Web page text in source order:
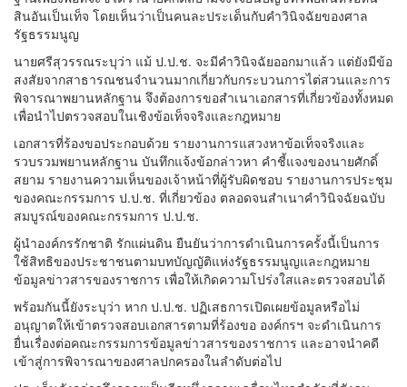
สินอันเป็นเท็จ โดยเห็นว่าเป็นคนละประเด็นกับคำวินิจฉัยของศาล
รัฐธรรมนูญ
นายศรีสุวรรณระบุว่า แม้ ป.ป.ช. จะมีคำวินิจฉัยออกมาแล้ว แต่ยังมีข้อ
สงสัยจากสาธารณชนจำนวนมากเกี่ยวกับกระบวนการไต่สวนและการ
พิจารณาพยานหลักฐาน จึงต้องการขอสำเนาเอกสารที่เกี่ยวข้องทั้งหมด
เพื่อนำไปตรวจสอบในเชิงข้อเท็จจริงและกฎหมาย
เอกสารที่ร้องขอประกอบด้วย รายงานการแสวงหาข้อเท็จจริงและ
รวบรวมพยานหลักฐาน บันทึกแจ้งข้อกล่าวหา คำชี้แจงของนายศักดิ์
สยาม รายงานความเห็นของเจ้าหน้าที่ผู้รับผิดชอบ รายงานการประชุม
ของคณะกรรมการ ป.ป.ช. ที่เกี่ยวข้อง ตลอดจนสำเนาคำวินิจฉัยฉบับ
สมบูรณ์ของคณะกรรมการ ป.ป.ช.
ผู้นำองค์กรรักชาติ รักแผ่นดิน ยืนยันว่าการดำเนินการครั้งนี้เป็นการ
ใช้สิทธิของประชาชนตามบทบัญญัติแห่งรัฐธรรมนูญและกฎหมาย
ข้อมูลข่าวสารของราชการ เพื่อให้เกิดความโปร่งใสและตรวจสอบได้
พร้อมกันนี้ยังระบุว่า หาก ป.ป.ช. ปฏิเสธการเปิดเผยข้อมูลหรือไม่
อนุญาตให้เข้าตรวจสอบเอกสารตามที่ร้องขอ องค์กรฯ จะดำเนินการ
ยื่นเรื่องต่อคณะกรรมการข้อมูลข่าวสารของราชการ และอาจนำคดี
เข้าสู่การพิจารณาของศาลปกครองในลำดับต่อไป